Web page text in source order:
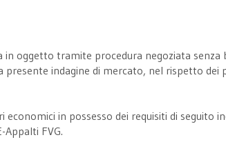
in oggetto tramite procedura negoziata senza
indagine di mercato, nel rispetto dei
in possesso dei requisiti di seguito
FVG.